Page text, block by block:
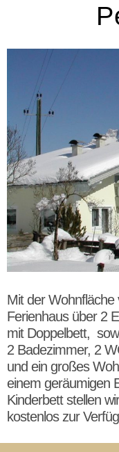
Mit der Wohnfläche
Ferienhaus über 2
mit Doppelbett,
2 Badezimmer, 2
und ein großes
einem geräumigen
Kinderbett stellen
kostenlos zur